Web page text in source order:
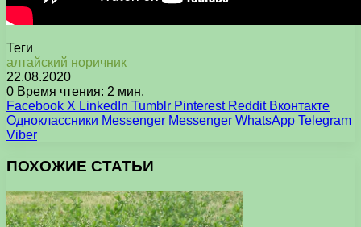
Теги
алтайский норичник
22.08.2020
0 Время чтения: 2 мин.
Facebook X LinkedIn Tumblr Pinterest Reddit Вконтакте
Одноклассники Messenger Messenger WhatsApp Telegram
Viber
ПОХОЖИЕ СТАТЬИ